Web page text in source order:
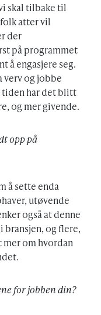
skal tilbake til
atter vil
der
på programmet
å engasjere seg.
verv og jobbe
tiden har det blitt
og mer givende.
opp på
å sette enda
utøvende
også at denne
bransjen, og flere,
om hvordan
for jobben din?